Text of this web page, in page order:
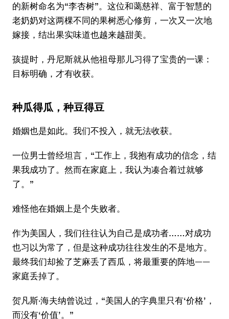
的新树命名为“李杏树”。这位和蔼慈祥、富于智慧的
老奶奶对这两棵不同的果树悉心修剪，一次又一次地
嫁接，结出果实味道也越来越甜美。
孩提时，丹尼斯就从他祖母那儿习得了宝贵的一课：
目标明确，才有收获。
种瓜得瓜，种豆得豆
婚姻也是如此。我们不投入，就无法收获。
一位男士曾经坦言，“工作上，我抱有成功的信念，结
果我成功了。然而在家庭上，我认为凑合着过就够
了。”
难怪他在婚姻上是个失败者。
作为美国人，我们往往认为自己是成功者……对成功
也习以为常了，但是这种成功往往发生的不是地方。
最终我们却捡了芝麻丢了西瓜，将最重要的阵地——
家庭丢掉了。
贺凡斯·海夫纳曾说过，“美国人的字典里只有‘价格’，
而没有‘价值’。”